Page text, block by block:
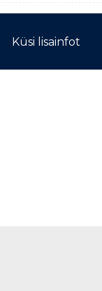
Küsi lisainfot